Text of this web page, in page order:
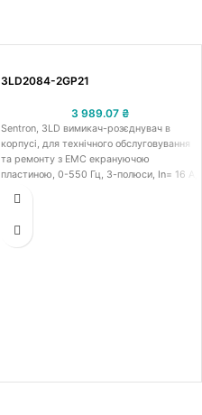
3LD2084-2GP21
3 989.07 ₴
Sentron, 3LD вимикач-розєднувач в
корпусі, для технічного обслуговування
та ремонту з ЕМС екрануючою
пластиною, 0-550 Гц, 3-полюси, In= 16 А,
380 ... 440 V P/AC-23A: 7,5 кВт, литий
ультрафіолету з підготовкою метричних